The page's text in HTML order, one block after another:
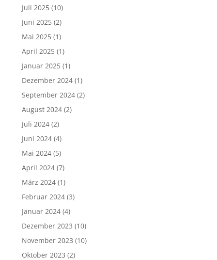
Juli 2025(10)
Juni 2025(2)
Mai 2025(1)
April 2025(1)
Januar 2025(1)
Dezember 2024(1)
September 2024(2)
August 2024(2)
Juli 2024(2)
Juni 2024(4)
Mai 2024(5)
April 2024(7)
März 2024(1)
Februar 2024(3)
Januar 2024(4)
Dezember 2023 (10)
November 2023 (10)
Oktober 2023 (2)